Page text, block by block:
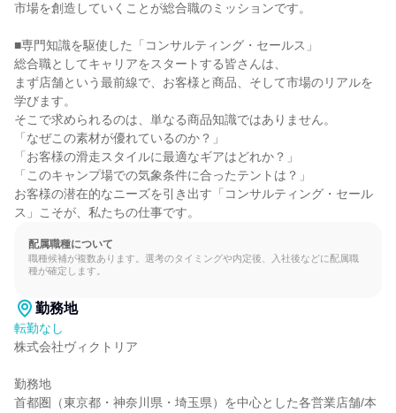
市場を創造していくことが総合職のミッションです。
■専門知識を駆使した「コンサルティング・セールス」
総合職としてキャリアをスタートする皆さんは、
まず店舗という最前線で、お客様と商品、そして市場のリアルを
学びます。
そこで求められるのは、単なる商品知識ではありません。
「なぜこの素材が優れているのか？」
「お客様の滑走スタイルに最適なギアはどれか？」
「このキャンプ場での気象条件に合ったテントは？」
お客様の潜在的なニーズを引き出す「コンサルティング・セール
ス」こそが、私たちの仕事です。
配属職種について
職種候補が複数あります。選考のタイミングや内定後、入社後などに配属職
種が確定します。
勤務地
転勤なし
株式会社ヴィクトリア
勤務地
首都圏（東京都・神奈川県・埼玉県）を中心とした各営業店舗/本